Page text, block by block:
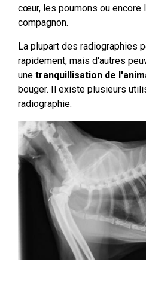
cœur, les poumons ou
compagnon.
La plupart des radiographies
rapidement, mais d'autres
unetranquillisation de
bouger. Il existe plusieurs
radiographie.